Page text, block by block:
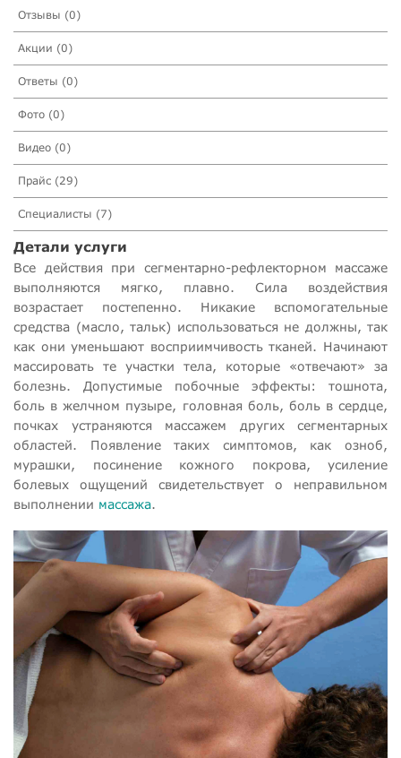
Отзывы (0)
Акции (0)
Ответы (0)
Фото (0)
Видео (0)
Прайс (29)
Специалисты (7)
Детали услуги
Все действия при сегментарно-рефлекторном массаже
выполняются мягко, плавно. Сила воздействия
возрастает постепенно. Никакие вспомогательные
средства (масло, тальк) использоваться не должны, так
как они уменьшают восприимчивость тканей. Начинают
массировать те участки тела, которые «отвечают» за
болезнь. Допустимые побочные эффекты: тошнота,
боль в желчном пузыре, головная боль, боль в сердце,
почках устраняются массажем других сегментарных
областей. Появление таких симптомов, как озноб,
мурашки, посинение кожного покрова, усиление
болевых ощущений свидетельствует о неправильном
выполнении массажа.